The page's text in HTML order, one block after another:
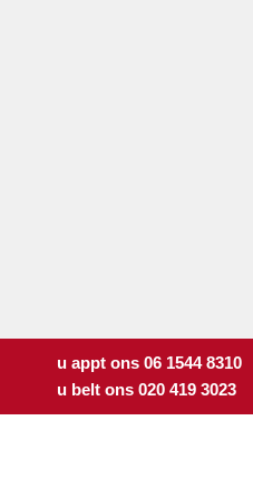
u appt ons 06 1544 8310
u belt ons 020 419 3023